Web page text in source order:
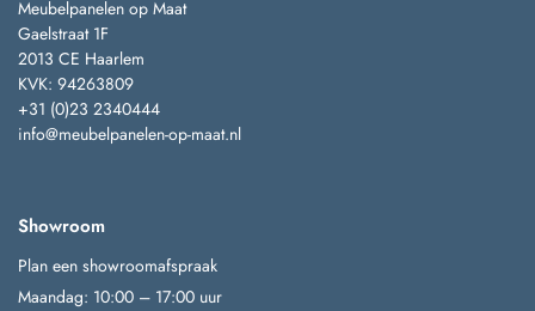
Meubelpanelen op Maat
Gaelstraat 1F
2013 CE Haarlem
KVK: 94263809
+31 (0)23 2340444
info@meubelpanelen-op-maat.nl
Showroom
Plan een showroomafspraak
Maandag: 10:00 – 17:00 uur